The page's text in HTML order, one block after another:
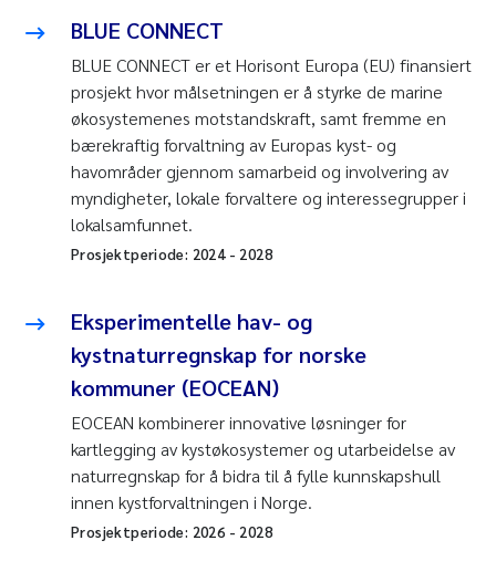
BLUE CONNECT
BLUE CONNECT er et Horisont Europa (EU) finansiert
prosjekt hvor målsetningen er å styrke de marine
økosystemenes motstandskraft, samt fremme en
bærekraftig forvaltning av Europas kyst- og
havområder gjennom samarbeid og involvering av
myndigheter, lokale forvaltere og interessegrupper i
lokalsamfunnet.
Prosjektperiode: 2024- 2028
Eksperimentelle hav- og
kystnaturregnskap for norske
kommuner (EOCEAN)
EOCEAN kombinerer innovative løsninger for
kartlegging av kystøkosystemer og utarbeidelse av
naturregnskap for å bidra til å fylle kunnskapshull
innen kystforvaltningen i Norge.
Prosjektperiode: 2026 - 2028